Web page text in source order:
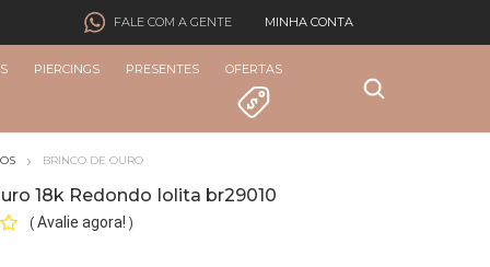
FALE COM A GENTE MINHA CONTA
PIERCINGS PRESENTES OFERTAS
BRINCO DE OURO
18k Redondo Iolita br29010
( Avalie agora! )